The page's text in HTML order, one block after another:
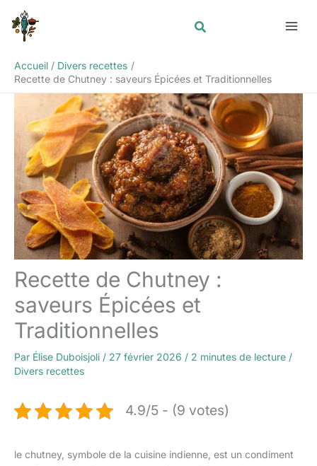
contenu
Accueil
Divers recettes
Recette de Chutney : saveurs Épicées et Traditionnelles
Recette de Chutney :
saveurs Épicées et
Traditionnelles
Par Élise Duboisjoli / 27 février 2026 / 2 minutes de lecture /
Divers recettes
4.9/5 - (9 votes)
le chutney, symbole de la cuisine indienne, est un condiment
Rechercher